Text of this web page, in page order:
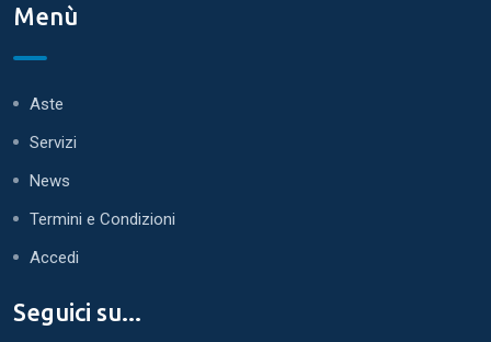
Menù
Aste
Servizi
News
Termini e Condizioni
Accedi
Seguici su...